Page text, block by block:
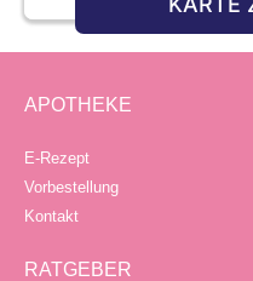
APOTHEKE
E-Rezept
Vorbestellung
Kontakt
RATGEBER